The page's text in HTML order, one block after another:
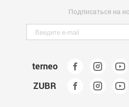
Подписаться на
terneo
ZUBR